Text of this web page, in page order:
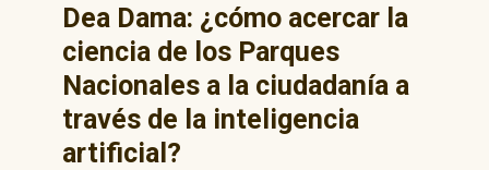
Dea Dama: ¿cómo acercar la
ciencia de los Parques
Nacionales a la ciudadanía a
través de la inteligencia
artificial?